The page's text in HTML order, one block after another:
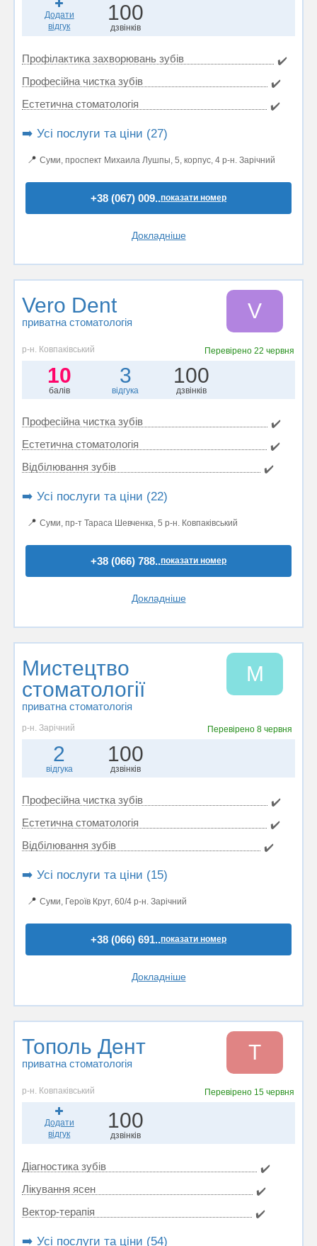
Додати
відгук
100
дзвінків
Профілактика захворювань зубів
✔️
Професійна чистка зубів
✔️
Естетична стоматологія
✔️
➡️ Усі послуги та ціни (27)
📍 Суми, проспект Михаила Лушпы, 5, корпус, 4 р-н. Зарічний
+38 (067) 009..показати номер
Докладніше
Vero Dent
приватна стоматологія V
р-н. Ковпаківський Перевірено22 червня
10
балів
3
відгука
100
дзвінків
Професійна чистка зубів
✔️
Естетична стоматологія
✔️
Відбілювання зубів
✔️
➡️ Усі послуги та ціни (22)
📍 Суми, пр-т Тараса Шевченка, 5 р-н. Ковпаківський
+38 (066) 788..показати номер
Докладніше
Мистецтво
стоматології
приватна стоматологія
М
р-н. Зарічний Перевірено 8 червня
2
відгука
100
дзвінків
Професійна чистка зубів
✔️
Естетична стоматологія
✔️
Відбілювання зубів
✔️
➡️ Усі послуги та ціни (15)
📍 Суми, Героїв Крут, 60/4 р-н. Зарічний
+38 (066) 691..показати номер
Докладніше
Тополь Дент
приватна стоматологія Т
р-н. Ковпаківський Перевірено 15 червня
Додати
відгук
100
дзвінків
Діагностика зубів
✔️
Лікування ясен
✔️
Вектор-терапія
✔️
➡️ Усі послуги та ціни (54)